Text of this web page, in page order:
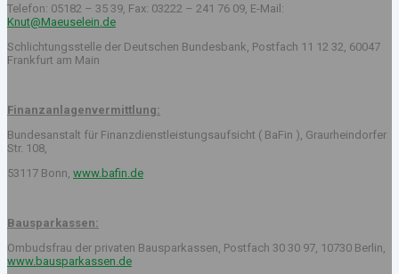
Telefon: 05182 – 35 39, Fax: 03222 – 241 76 09, E-Mail:
Knut@Maeuselein.de
Schlichtungsstelle der Deutschen Bundesbank, Postfach 11 12 32, 60047
Frankfurt am Main
Finanzanlagenvermittlung:
Bundesanstalt für Finanzdienstleistungsaufsicht ( BaFin ), Graurheindorfer
Str. 108,
53117 Bonn, www.bafin.de
Bausparkassen:
Ombudsfrau der privaten Bausparkassen, Postfach 30 30 97, 10730 Berlin,
www.bausparkassen.de